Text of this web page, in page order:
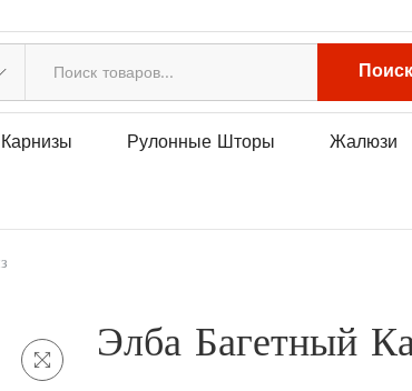
Поиск
Карнизы Рулонные Шторы Жалюзи
Элба Багетный